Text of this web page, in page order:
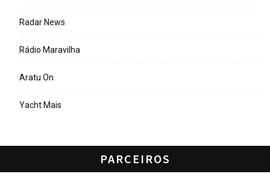
Radar News
Rádio Maravilha
Aratu On
Yacht Mais
PARCEIROS